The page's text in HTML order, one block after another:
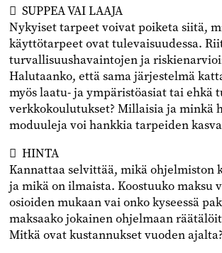
﷯ SUPPEA VAI LAAJA
Nykyiset tarpeet voivat poiketa siitä,
käyttötarpeet ovat tulevaisuudessa.
turvallisuushavaintojen ja
Halutaanko, että sama järjestelmä
myös laatu- ja ympäristöasiat tai ehkä
verkkokoulutukset? Millaisia ja minkä
moduuleja voi hankkia tarpeiden
﷯ HINTA
Kannattaa selvittää, mikä ohjelmiston
ja mikä on ilmaista. Koostuuko maksu
osioiden mukaan vai onko kyseessä
maksaako jokainen ohjelmaan
Mitkä ovat kustannukset vuoden ajalta?